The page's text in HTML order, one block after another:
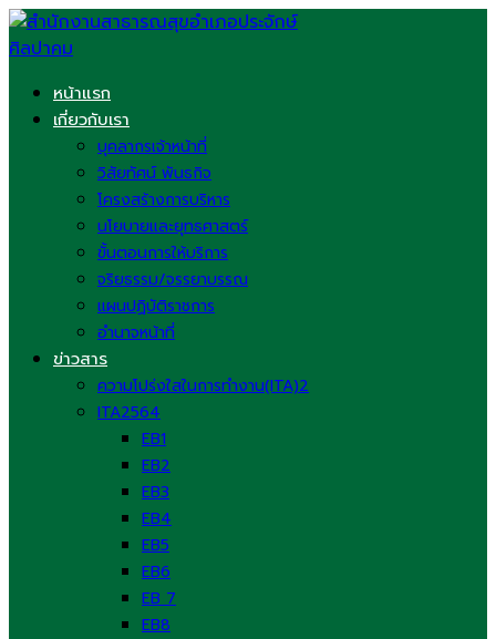
Skip
to
หน้าแรก
เกี่ยวกับเรา
บุคลากรเจ้าหน้าที่
วิสัยทัศน์ พันธกิจ
โครงสร้างการบริหาร
นโยบายและยุทธศาสตร์
ขั้นตอนการให้บริการ
จริยธรรม/จรรยาบรรณ
แผนปฏิบัติราชการ
อำนาจหน้าที่
ข่าวสาร
ความโปร่งใสในการทำงาน(ITA)2
ITA2564
EB1
EB2
EB3
EB4
EB5
EB6
EB 7
EB8